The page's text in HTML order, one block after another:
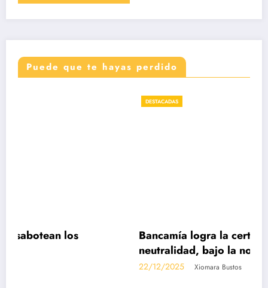
Puede que te hayas perdido
Bancamía logra la certificación carbono
neutralidad, bajo la norma internacional
Xiomara Bustos